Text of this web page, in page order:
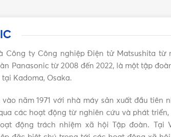
ty Công nghiệp Điện tử Matsushita từ
Panasonic từ 2008 đến 2022, là một tập
Kadoma, Osaka.
năm 1971 với nhà máy sản xuất đầu tiên
các hoạt động từ nghiên cứu và phát triển,
động trách nhiệm xã hội Tập đoàn. Tại